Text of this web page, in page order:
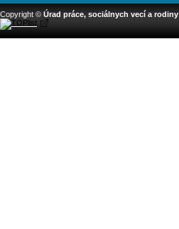
Copyright © Úrad práce, sociálnych vecí a rodiny